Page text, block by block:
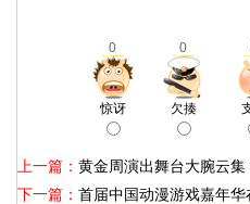
0 0
惊讶 欠揍
上一篇： 黄金周演出舞台大腕云
下一篇： 首届中国动漫游戏嘉年